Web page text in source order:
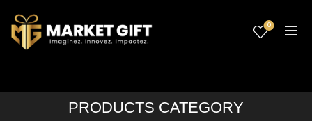
0
PRODUCTS CATEGORY